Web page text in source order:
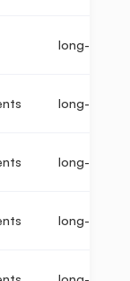
long-term
long-term
long-term
long-term